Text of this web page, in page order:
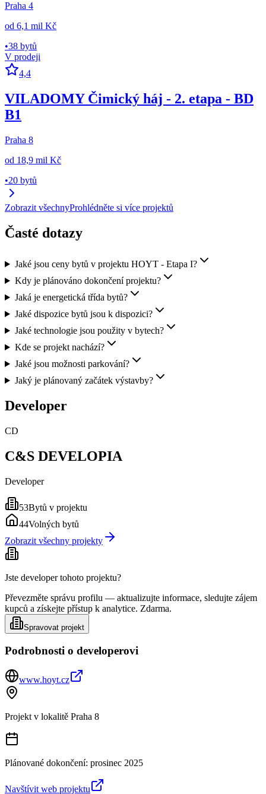
Praha 4
od 6,1 mil Kč
•38 bytů
V prodeji
4,4
VILADOMY Čimický háj - 2. etapa - BD
B1
Praha 8
od 18,9 mil Kč
•20 bytů
Zobrazit všechnyProhlédněte si více projektů
Časté dotazy
Jaké jsou ceny bytů v projektu HOYT - Etapa I?
Kdy je plánováno dokončení projektu?
Jaká je energetická třída bytů?
Jaké dispozice bytů jsou k dispozici?
Jaké technologie jsou použity v bytech?
Kde se projekt nachází?
Jaké jsou možnosti parkování?
Jaký je plánovaný začátek výstavby?
Developer
CD
C&S DEVELOPIA
Developer
53Bytů v projektu
44Volných bytů
Zobrazit všechny projekty
Jste developer tohoto projektu?
Převezměte správu profilu — aktualizujte informace, sledujte zájem
kupců a získejte přístup k analytice. Zdarma.
Spravovat projekt
Podrobnosti o developerovi
www.hoyt.cz
Projekt v lokalitě Praha 8
Plánované dokončení: prosinec 2025
Navštívit web projektu